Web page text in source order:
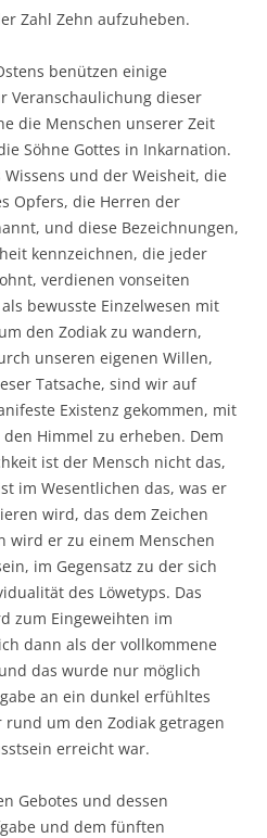
Zahl Zehn aufzuheben.
benützen einige
Veranschaulichung dieser
die Menschen unserer Zeit
Söhne Gottes in Inkarnation.
und der Weisheit, die
Opfers, die Herren der
und diese Bezeichnungen,
kennzeichnen, die jeder
verdienen vonseiten
bewusste Einzelwesen mit
den Zodiak zu wandern,
unseren eigenen Willen,
Tatsache, sind wir auf
Existenz gekommen, mit
Himmel zu erheben. Dem
ist der Mensch nicht das,
im Wesentlichen das, was er
wird, das dem Zeichen
wird er zu einem Menschen
im Gegensatz zu der sich
des Löwetyps. Das
zum Eingeweihten im
dann als der vollkommene
das wurde nur möglich
an ein dunkel erfühltes
um den Zodiak getragen
erreicht war.
Gebotes und dessen
und dem fünften